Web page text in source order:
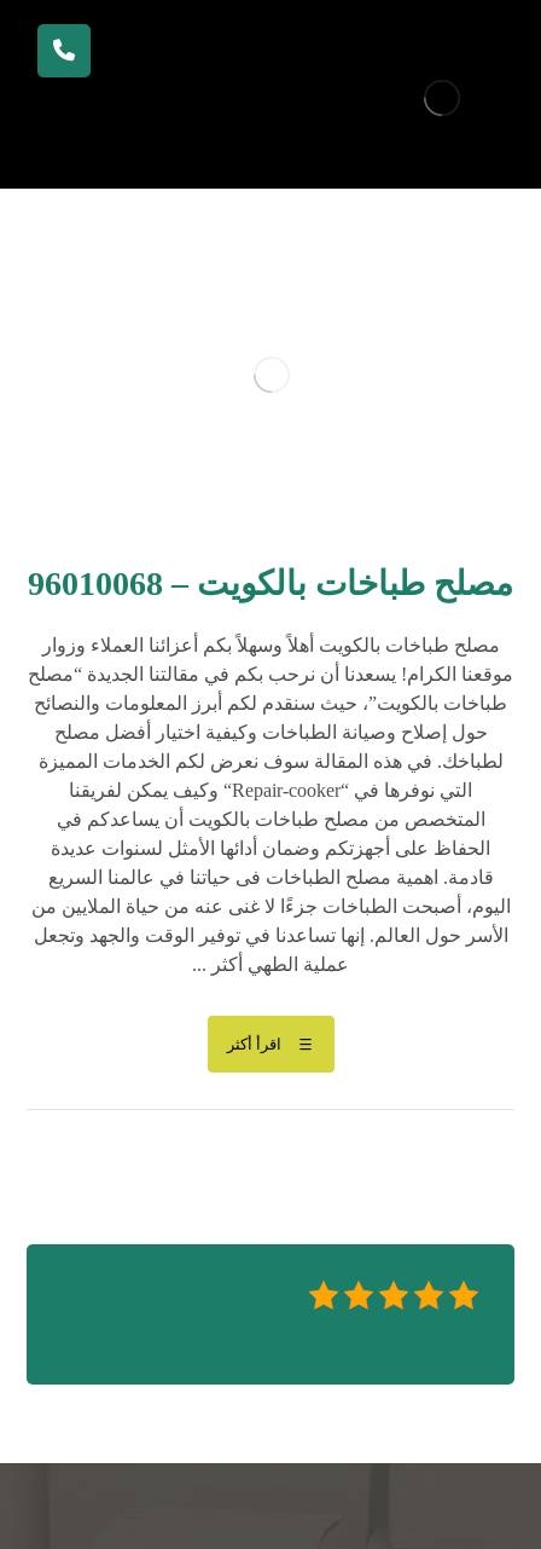
مصلح طباخات بالكويت – 96010068
مصلح طباخات بالكويت أهلاً وسهلاً بكم أعزائنا العملاء وزوار
موقعنا الكرام! يسعدنا أن نرحب بكم في مقالتنا الجديدة “مصلح
طباخات بالكويت”، حيث سنقدم لكم أبرز المعلومات والنصائح
حول إصلاح وصيانة الطباخات وكيفية اختيار أفضل مصلح
لطباخك. في هذه المقالة سوف نعرض لكم الخدمات المميزة
التي نوفرها في “Repair-cooker“ وكيف يمكن لفريقنا
المتخصص من مصلح طباخات بالكويت أن يساعدكم في
الحفاظ على أجهزتكم وضمان أدائها الأمثل لسنوات عديدة
قادمة. اهمية مصلح الطباخات فى حياتنا في عالمنا السريع
اليوم، أصبحت الطباخات جزءًا لا غنى عنه من حياة الملايين من
الأسر حول العالم. إنها تساعدنا في توفير الوقت والجهد وتجعل
عملية الطهي أكثر ...
اقرأ أكثر